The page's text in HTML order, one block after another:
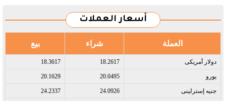
أسعار العملات
العملة شراء بيع
دولار أمريكى​ 18.2617
18.3617
يورو​ 20.0495
20.1629
جنيه إسترلينى​ 24.0926
24.2337